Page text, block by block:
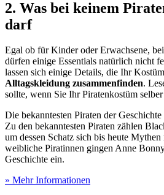
2. Was bei keinem
darf
Egal ob für Kinder oder Erwachsene,
dürfen einige Essentials natürlich nicht
lassen sich einige Details, die Ihr
Alltagskleidung zusammenfinden.
sollte, wenn Sie Ihr Piratenkostüm selber
Die bekanntesten Piraten der Geschichte
Zu den bekanntesten Piraten zählen
um dessen Schatz sich bis heute
weibliche Piratinnen gingen Anne
Geschichte ein.
» Mehr Informationen